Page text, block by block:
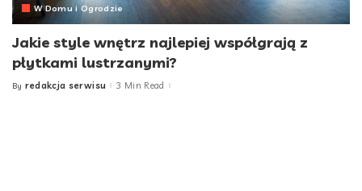
W Domu i Ogrodzie
Jakie style wnętrz najlepiej współgrają z
płytkami lustrzanymi?
Posted
By redakcja serwisu 3 Min Read